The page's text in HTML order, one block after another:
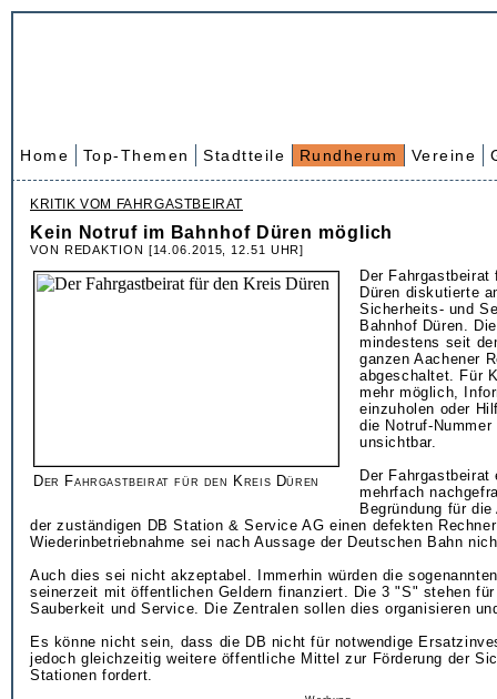
Home Top-Themen Stadtteile Rundherum Vereine
KRITIK VOM FAHRGASTBEIRAT
Kein Notruf im Bahnhof Düren möglich
VON REDAKTION [14.06.2015, 12.51 UHR]
Der Fahrgastbeirat für den Kreis Düren
Der
Düren diskutierte
Sicherheits- und
Bahnhof Düren.
mindestens seit
ganzen Aachener
abgeschaltet. Für
mehr möglich,
einzuholen oder
die Notruf-
unsichtbar.
Der
mehrfach
Begründung für
der zuständigen DB Station & Service AG einen defekten
Wiederinbetriebnahme sei nach Aussage der Deutschen Bahn
Auch dies sei nicht akzeptabel. Immerhin würden die
seinerzeit mit öffentlichen Geldern finanziert. Die 3 "S" stehen
Sauberkeit und Service. Die Zentralen sollen dies organisieren
Es könne nicht sein, dass die DB nicht für notwendige
jedoch gleichzeitig weitere öffentliche Mittel zur Förderung der
Stationen fordert.